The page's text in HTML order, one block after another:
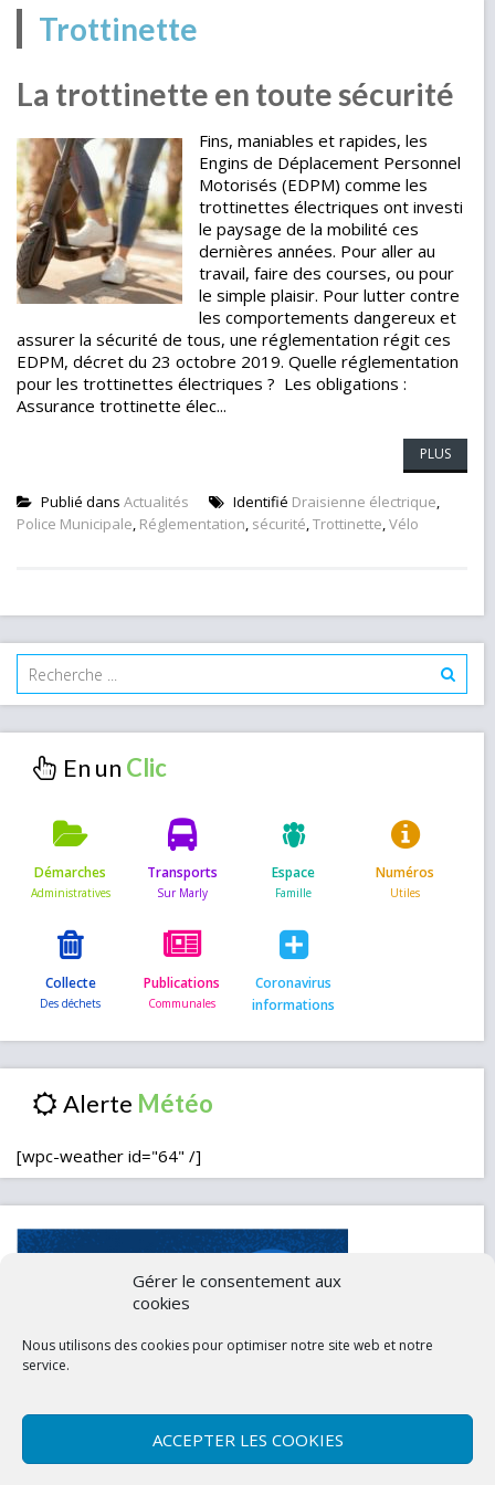
Gérer le consentement aux
cookies
Nous utilisons des cookies pour optimiser notre site web et notre
service.
ACCEPTER LES COOKIES
Trottinette
La trottinette en toute sécurité
Fins, maniables et rapides, les
Engins de Déplacement Personnel
Motorisés (EDPM) comme les
trottinettes électriques ont investi
le paysage de la mobilité ces
dernières années. Pour aller au
travail, faire des courses, ou pour
le simple plaisir. Pour lutter contre
les comportements dangereux et
assurer la sécurité de tous, une réglementation régit ces
EDPM, décret du 23 octobre 2019. Quelle réglementation
pour les trottinettes électriques ? Les obligations :
Assurance trottinette élec...
PLUS
Publié dans Actualités Identifié Draisienne électrique,
Police Municipale, Réglementation, sécurité,Trottinette,Vélo
En un
Démarches Transports Espace Numéros
Collecte Publications
Coronavirus
informations
Alerte
[wpc-weather id="64" /]